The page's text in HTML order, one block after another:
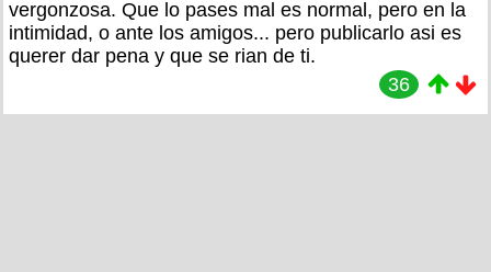
vergonzosa. Que lo pases mal es normal, pero en la
intimidad, o ante los amigos... pero publicarlo asi es
querer dar pena y que se rian de ti.
36